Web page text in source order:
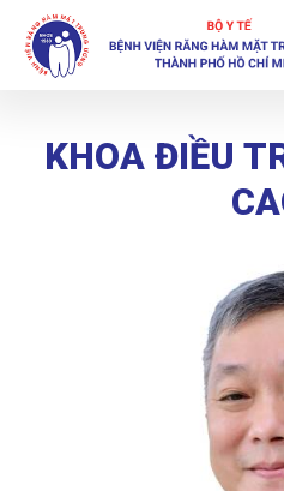
KHOA ĐIỀU